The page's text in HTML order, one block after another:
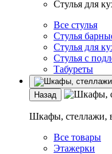
Стулья для
Все стулья
Стулья
Стулья для
Стулья с
Табуреты
Назад
Шкафы, стеллажи,
Все товары
Этажерки